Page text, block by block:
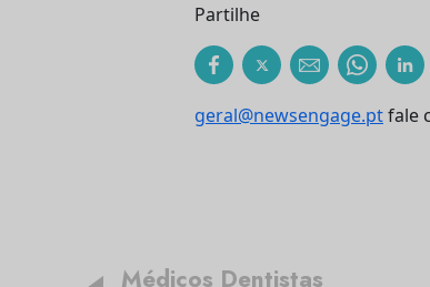
Partilhe
geral@newsengage.ptfale
Médicos Dentistas